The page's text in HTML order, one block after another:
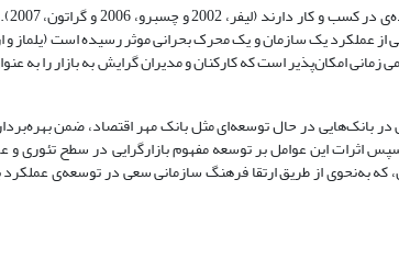
در
عملکرد یک سازمان و یک محرک بحرانی موثر رسیده است (یلماز و
امکان‌پذیر است که کارکنان و مدیران گرایش به بازار را به
بانک‌هایی در حال توسعه‌ای مثل بانک مهر اقتصاد، ضمن
اثرات این عوامل بر توسعه مفهوم بازارگرایی در سطح تئوری و
به‌نحوی از طریق ارتقا فرهنگ سازمانی سعی در توسعه‌ی عملکرد